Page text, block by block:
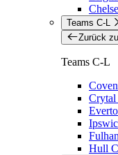
Teams C-L
Zurück
Teams C-L
Crytal
Hull